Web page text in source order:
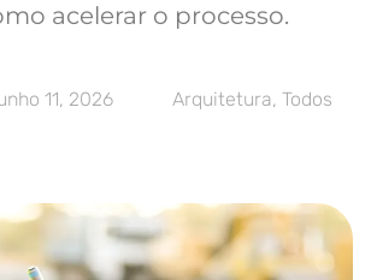
acelerar o processo.
11, 2026 Arquitetura, Todos